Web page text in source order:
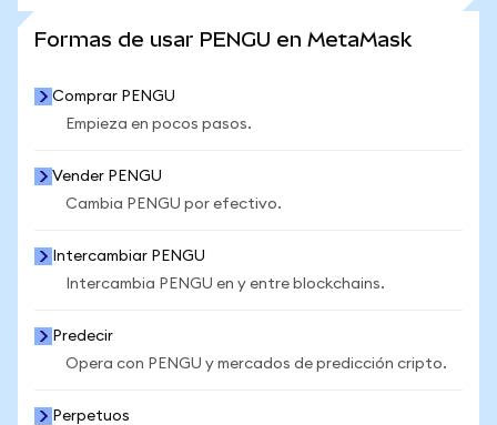
Formas de usar PENGU en MetaMask
Comprar PENGU
Empieza en pocos pasos.
Vender PENGU
Cambia PENGU por efectivo.
Intercambiar PENGU
Intercambia PENGU en y entre blockchains.
Predecir
Opera con PENGU y mercados de predicción cripto.
Perpetuos